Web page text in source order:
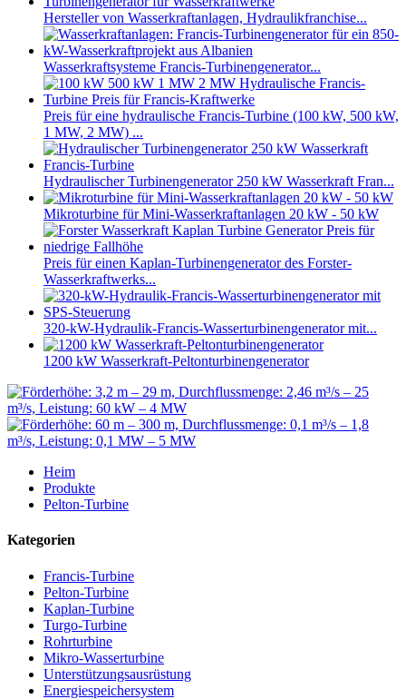
Hersteller von Wasserkraftanlagen, Hydraulikfranchise...
Wasserkraftsysteme Francis-Turbinengenerator...
Preis für eine hydraulische Francis-Turbine (100 kW, 500 kW,
1 MW, 2 MW) ...
Hydraulischer Turbinengenerator 250 kW Wasserkraft Fran...
Mikroturbine für Mini-Wasserkraftanlagen 20 kW - 50 kW
Preis für einen Kaplan-Turbinengenerator des Forster-
Wasserkraftwerks...
320-kW-Hydraulik-Francis-Wasserturbinengenerator mit...
1200 kW Wasserkraft-Peltonturbinengenerator
Heim
Produkte
Pelton-Turbine
Kategorien
Francis-Turbine
Pelton-Turbine
Kaplan-Turbine
Turgo-Turbine
Rohrturbine
Mikro-Wasserturbine
Unterstützungsausrüstung
Energiespeichersystem